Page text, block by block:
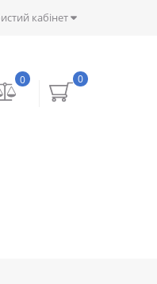
кабінет
0
0